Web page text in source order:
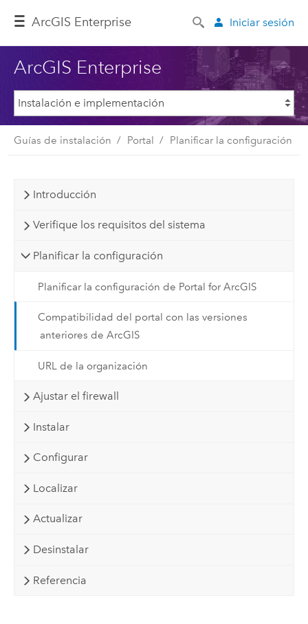
ArcGIS Enterprise Iniciar sesión
ArcGIS Enterprise
Guías de instalación Portal Planificar la configuración
Introducción
Verifique los requisitos del sistema
Planificar la configuración
Planificar la configuración de Portal for ArcGIS
Compatibilidad del portal con las versiones
anteriores de ArcGIS
URL de la organización
Ajustar el firewall
Instalar
Configurar
Localizar
Actualizar
Desinstalar
Referencia